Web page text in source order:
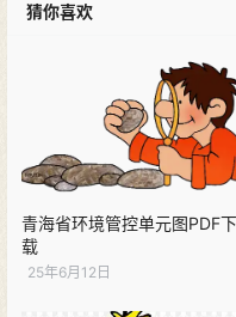
猜你喜欢
青海省环境管控单元图PDF下
载
25年6月12日